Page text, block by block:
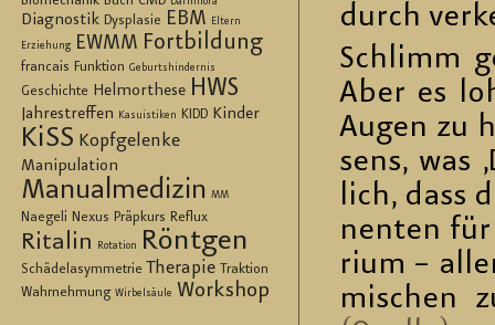
Darmflora
Diagnostik Dysplasie EBM Eltern
Erziehung EWMM Fortbildung
francais Funktion Geburtshindernis
Geschichte Helmorthese HWS
Jahrestreffen Kasuistiken KIDD Kinder
KiSS Kopfgelenke
Manipulation
Manualmedizin MM
Naegeli Nexus Präpkurs Reflux
Ritalin Rotation Röntgen
Schädelasymmetrie Therapie Traktion
Wahrnehmung Wirbelsäule Workshop
durch
Schlimm
Aber es
Augen zu
sens, was
lich, dass
nen­ten
ri­um –
mi­schen